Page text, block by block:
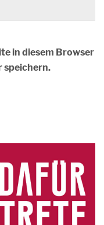
in diesem Browser
speichern.